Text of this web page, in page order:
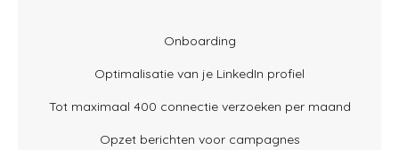
Onboarding
Optimalisatie van je LinkedIn profiel
Tot maximaal 400 connectie verzoeken per maand
Opzet berichten voor campagnes